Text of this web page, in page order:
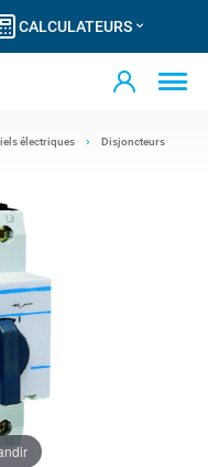
CALCULATEURS
électriques Disjoncteurs